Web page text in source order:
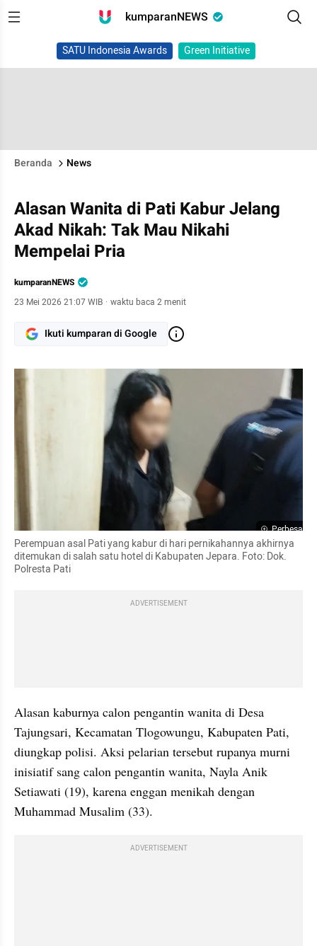
kumparanNEWS
SATU Indonesia Awards Green Initiative
Beranda News
Alasan Wanita di Pati Kabur Jelang
Akad Nikah: Tak Mau Nikahi
Mempelai Pria
kumparanNEWS
23 Mei 2026 21:07 WIB · waktu baca 2 menit
Ikuti kumparan di Google
Perbesar
Perempuan asal Pati yang kabur di hari pernikahannya akhirnya
ditemukan di salah satu hotel di Kabupaten Jepara. Foto: Dok.
Polresta Pati
ADVERTISEMENT
Alasan kaburnya calon pengantin wanita di Desa
Tajungsari, Kecamatan Tlogowungu, Kabupaten Pati,
diungkap polisi. Aksi pelarian tersebut rupanya murni
inisiatif sang calon pengantin wanita, Nayla Anik
Setiawati (19), karena enggan menikah dengan
Muhammad Musalim (33).
ADVERTISEMENT